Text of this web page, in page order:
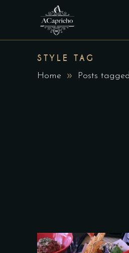
STYLE TAG
Home Posts